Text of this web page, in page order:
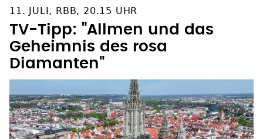
11. JULI, RBB, 20.15 UHR
TV-Tipp: "Allmen und das
Geheimnis des rosa
Diamanten"